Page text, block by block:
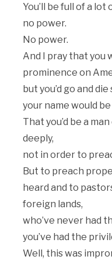
You’ll be full of a
no power.
No power.
And I pray that you
prominence on
but you’d go and
your name would
That you’d be a
deeply,
not in order to
But to preach
heard and to
foreign lands,
who’ve never had
you’ve had the
Well, this was